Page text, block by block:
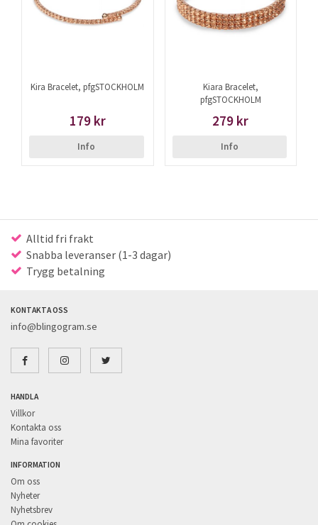
Kira Bracelet, pfgSTOCKHOLM
179 kr
Info
Kiara Bracelet,
pfgSTOCKHOLM
279 kr
Info
Alltid fri frakt
Snabba leveranser (1-3 dagar)
Trygg betalning
KONTAKTA OSS
info@blingogram.se
HANDLA
Villkor
Kontakta oss
Mina favoriter
INFORMATION
Om oss
Nyheter
Nyhetsbrev